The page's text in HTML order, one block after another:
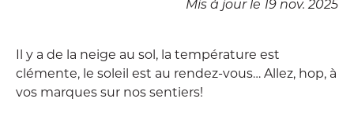
Mis à jour le 19 nov. 2025
Il y a de la neige au sol, la température est
clémente, le soleil est au rendez-vous… Allez, hop, à
vos marques sur nos sentiers!